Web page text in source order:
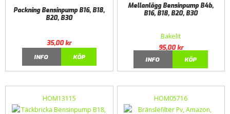
Packning Bensinpump B16, B18,
B20, B30
35,00kr
INFO
KÖP
Mellanlägg Bensinpump B4b,
B16, B18, B20, B30
Bakelit
95,00kr
INFO
KÖP
HOM13115 HOM05716